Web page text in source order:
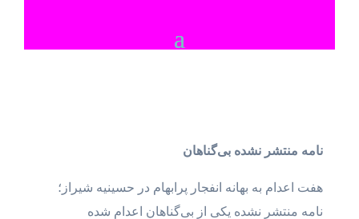
نامه منتشر نشده بی‌گناهان
هفت اعدام به بهانه انفجار پر‌ابهام در حسینیه شیراز؛
نامه منتشر نشده یکی از بی‌گناهان اعدام شده